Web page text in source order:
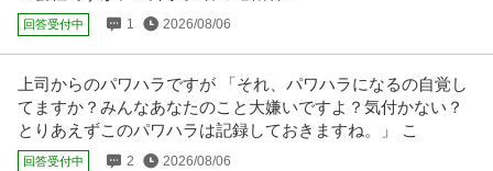
この条件の求人をもっと見る
回答受付中 1 2026/08/06
上司からのパワハラですが 「それ、パワハラになるの自覚し
てますか？みんなあなたのこと大嫌いですよ？気付かない？
とりあえずこのパワハラは記録しておきますね。」 こ
回答受付中 2 2026/08/06